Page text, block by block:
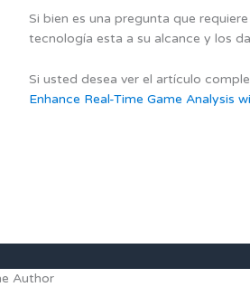
Si bien es una pregunta que
tecnología esta a su alcance y los
Si usted desea ver el artículo
Enhance Real-Time Game Analysis
Author